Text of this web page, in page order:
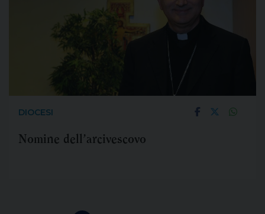
DIOCESI
Nomine dell’arcivescovo